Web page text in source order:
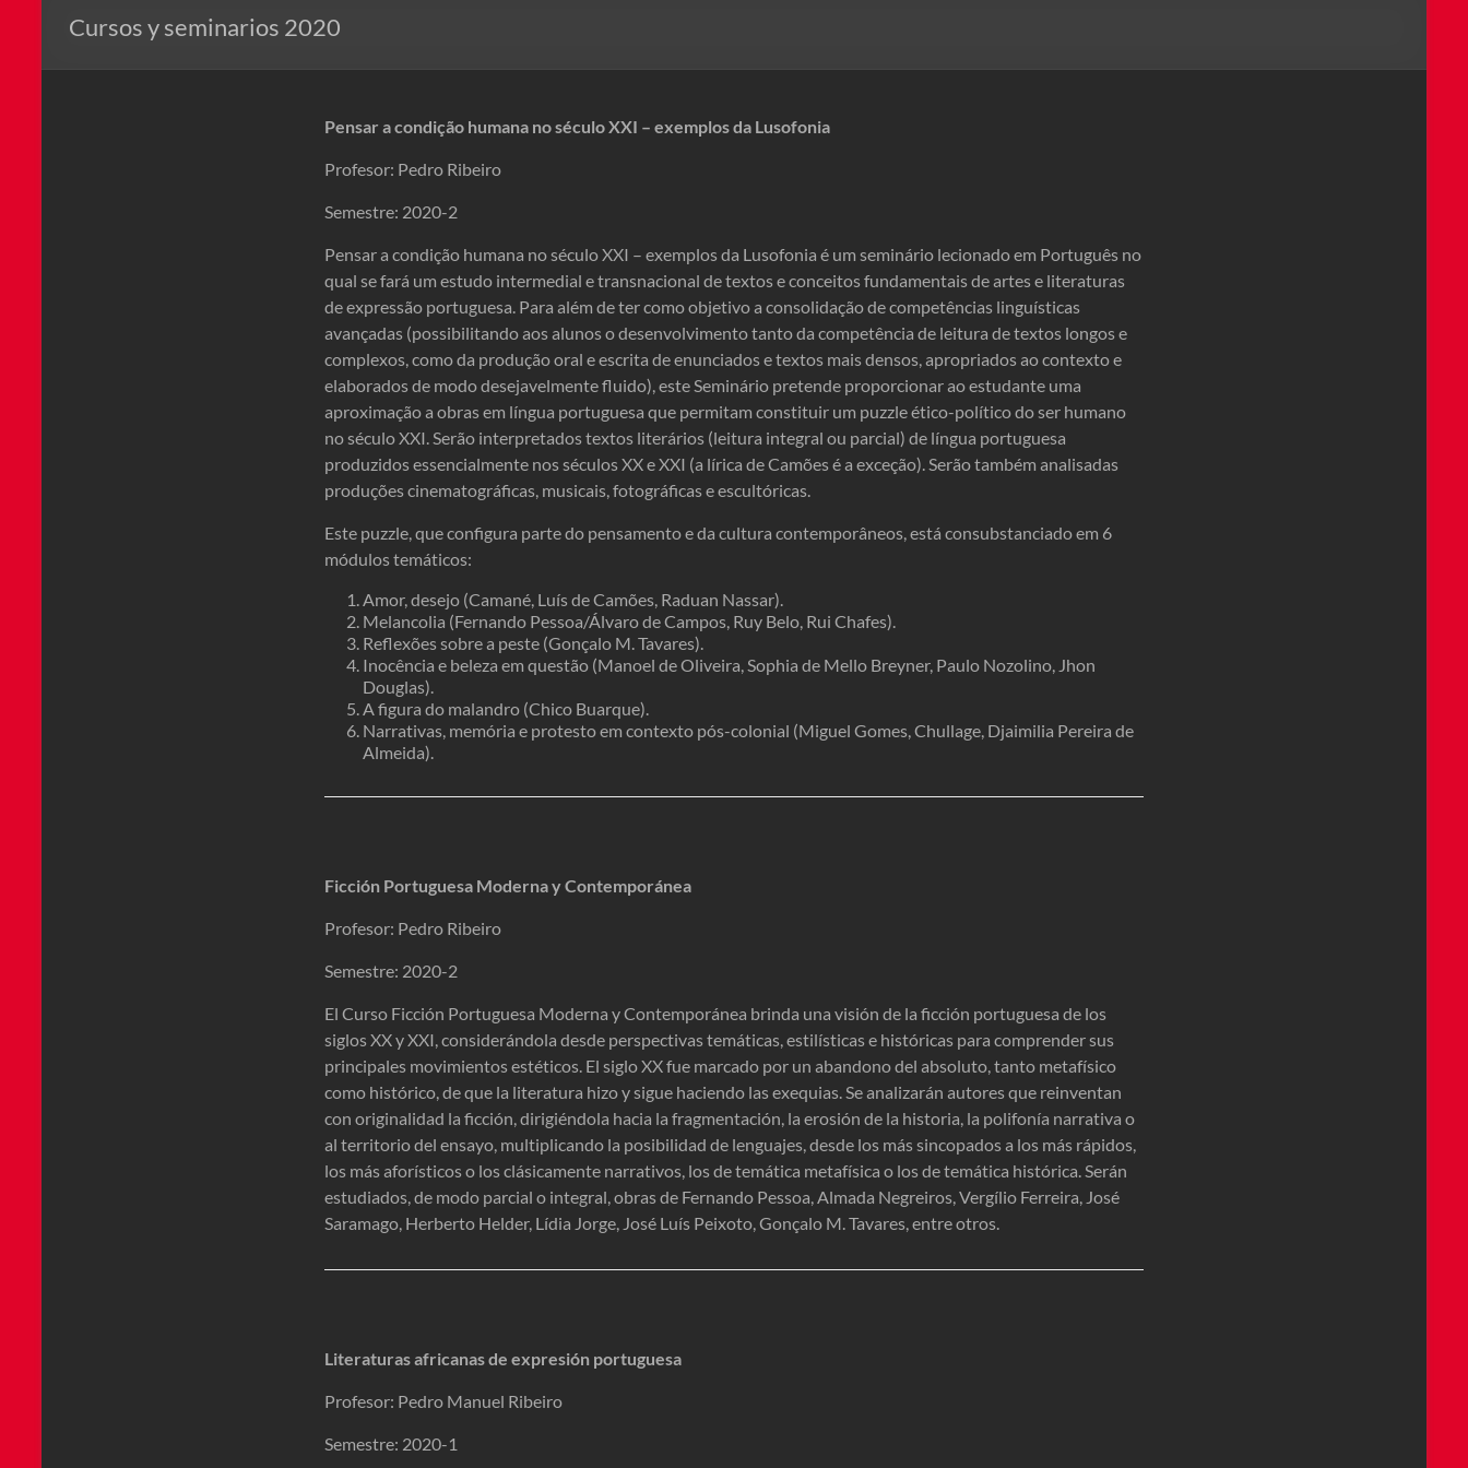
Cursos y seminarios 2020
Pensar a condição humana no século XXI – exemplos da Lusofonia
Profesor: Pedro Ribeiro
Semestre: 2020-2
Pensar a condição humana no século XXI – exemplos da Lusofonia é um seminário lecionado em Português no
qual se fará um estudo intermedial e transnacional de textos e conceitos fundamentais de artes e literaturas
de expressão portuguesa. Para além de ter como objetivo a consolidação de competências linguísticas
avançadas (possibilitando aos alunos o desenvolvimento tanto da competência de leitura de textos longos e
complexos, como da produção oral e escrita de enunciados e textos mais densos, apropriados ao contexto e
elaborados de modo desejavelmente fluido), este Seminário pretende proporcionar ao estudante uma
aproximação a obras em língua portuguesa que permitam constituir um puzzle ético-político do ser humano
no século XXI. Serão interpretados textos literários (leitura integral ou parcial) de língua portuguesa
produzidos essencialmente nos séculos XX e XXI (a lírica de Camões é a exceção). Serão também analisadas
produções cinematográficas, musicais, fotográficas e escultóricas.
Este puzzle, que configura parte do pensamento e da cultura contemporâneos, está consubstanciado em 6
módulos temáticos:
Amor, desejo (Camané, Luís de Camões, Raduan Nassar).
Melancolia (Fernando Pessoa/Álvaro de Campos, Ruy Belo, Rui Chafes).
Reflexões sobre a peste (Gonçalo M. Tavares).
Inocência e beleza em questão (Manoel de Oliveira, Sophia de Mello Breyner, Paulo Nozolino, Jhon
Douglas).
A figura do malandro (Chico Buarque).
Narrativas, memória e protesto em contexto pós-colonial (Miguel Gomes, Chullage, Djaimilia Pereira de
Almeida).
Ficción Portuguesa Moderna y Contemporánea
Profesor: Pedro Ribeiro
Semestre: 2020-2
El Curso Ficción Portuguesa Moderna y Contemporánea brinda una visión de la ficción portuguesa de los
siglos XX y XXI, considerándola desde perspectivas temáticas, estilísticas e históricas para comprender sus
principales movimientos estéticos. El siglo XX fue marcado por un abandono del absoluto, tanto metafísico
como histórico, de que la literatura hizo y sigue haciendo las exequias. Se analizarán autores que reinventan
con originalidad la ficción, dirigiéndola hacia la fragmentación, la erosión de la historia, la polifonía narrativa o
al territorio del ensayo, multiplicando la posibilidad de lenguajes, desde los más sincopados a los más rápidos,
los más aforísticos o los clásicamente narrativos, los de temática metafísica o los de temática histórica. Serán
estudiados, de modo parcial o integral, obras de Fernando Pessoa, Almada Negreiros, Vergílio Ferreira, José
Saramago, Herberto Helder, Lídia Jorge, José Luís Peixoto, Gonçalo M. Tavares, entre otros.
Literaturas africanas de expresión portuguesa
Profesor: Pedro Manuel Ribeiro
Semestre: 2020-1